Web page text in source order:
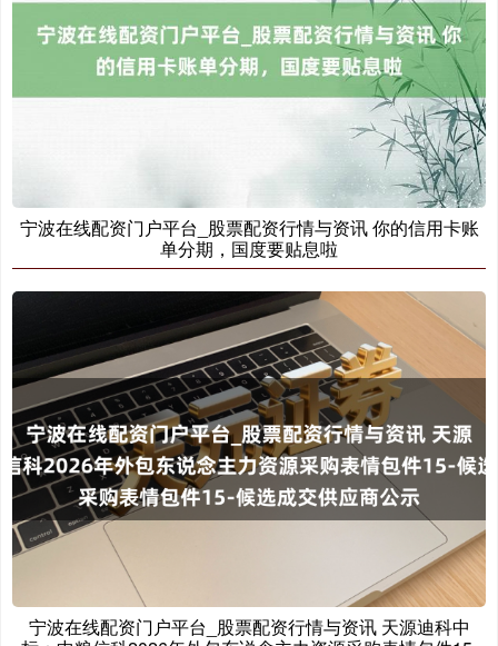
宁波在线配资门户平台_股票配资行情与资讯 你的信用卡账
单分期，国度要贴息啦
宁波在线配资门户平台_股票配资行情与资讯 天源迪科中